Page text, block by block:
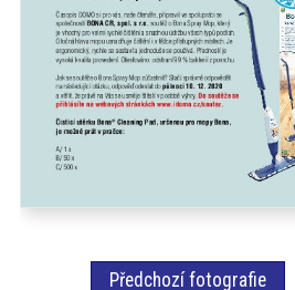
Předchozí fotografie